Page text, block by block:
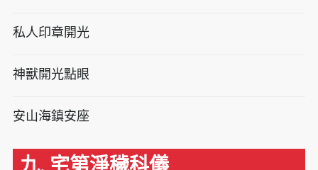
私人印章開光
神獸開光點眼
安山海鎮安座